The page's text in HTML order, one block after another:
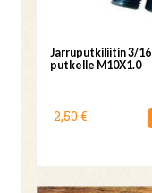
Jarruputkiliitin 3/16
putkelle M10X1.0
2,50 €